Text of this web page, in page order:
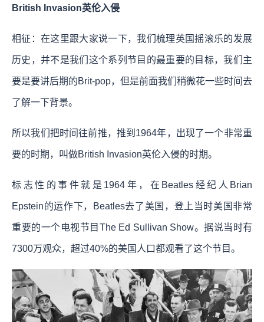
British Invasion英伦入侵
相征：在这里跟大家说一下，我们梳理英国摇滚乐的发展
历史，并不是我们这个系列节目的最重要的目标，我们主
要是要讲后期的Brit-pop，但是前面我们稍微花一些时间去
了解一下背景。
所以我们把时间往前推，推到1964年，出现了一个非常重
要的时期，叫做British Invasion英伦入侵的时期。
标志性的事件就是1964年，在Beatles经纪人Brian
Epstein的运作下，Beatles去了美国，登上当时美国非常
重要的一个电视节目The Ed Sullivan Show。据说当时有
7300万观众，超过40%的美国人口都观看了这个节目。